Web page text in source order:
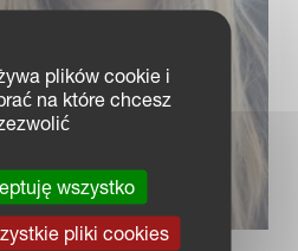
plików cookie i
na które chcesz
wszystko
pliki cookies